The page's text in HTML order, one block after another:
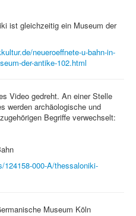
ist gleichzeitig ein Museum der
neueroeffnete-u-bahn-in-
der-antike-102.html
Video gedreht. An einer Stelle
werden archäologische und
Begriffe verwechselt:
124158-000-A/thessaloniki-
Museum Köln